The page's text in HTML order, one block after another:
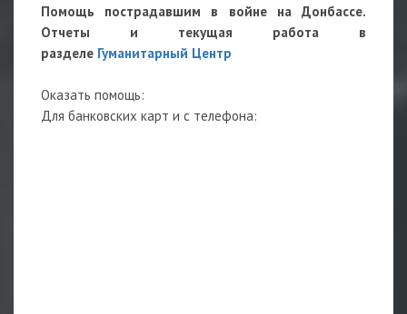
Помощь пострадавшим в войне на Донбассе.
Отчеты и текущая работа в
разделе Гуманитарный Центр
Оказать помощь:
Для банковских карт и с телефона: